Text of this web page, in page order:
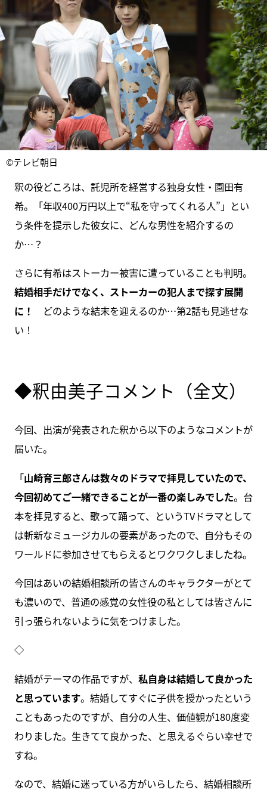
©テレビ朝日
釈の役どころは、託児所を経営する独身女性・園田有
希。「年収400万円以上で“私を守ってくれる人”」とい
う条件を提示した彼女に、どんな男性を紹介するの
か…？
さらに有希はストーカー被害に遭っていることも判明。
結婚相手だけでなく、ストーカーの犯人まで探す展開
に！
どのような結末を迎えるのか…第2話も見逃せな
い！
◆釈由美子コメント（全文）
今回、出演が発表された釈から以下のようなコメントが
届いた。
「山崎育三郎さんは数々のドラマで拝見していたので、
今回初めてご一緒できることが一番の楽しみでした。台
本を拝見すると、歌って踊って、というTVドラマとして
は斬新なミュージカルの要素があったので、自分もその
ワールドに参加させてもらえるとワクワクしましたね。
今回はあいの結婚相談所の皆さんのキャラクターがとて
も濃いので、普通の感覚の女性役の私としては皆さんに
引っ張られないように気をつけました。
◇
結婚がテーマの作品ですが、 私自身は結婚して良かった
と思っています。結婚してすぐに子供を授かったという
こともあったのですが、自分の人生、価値観が180度変
わりました。生きてて良かった、と思えるぐらい幸せで
すね。
なので、結婚に迷っている方がいらしたら、結婚相談所